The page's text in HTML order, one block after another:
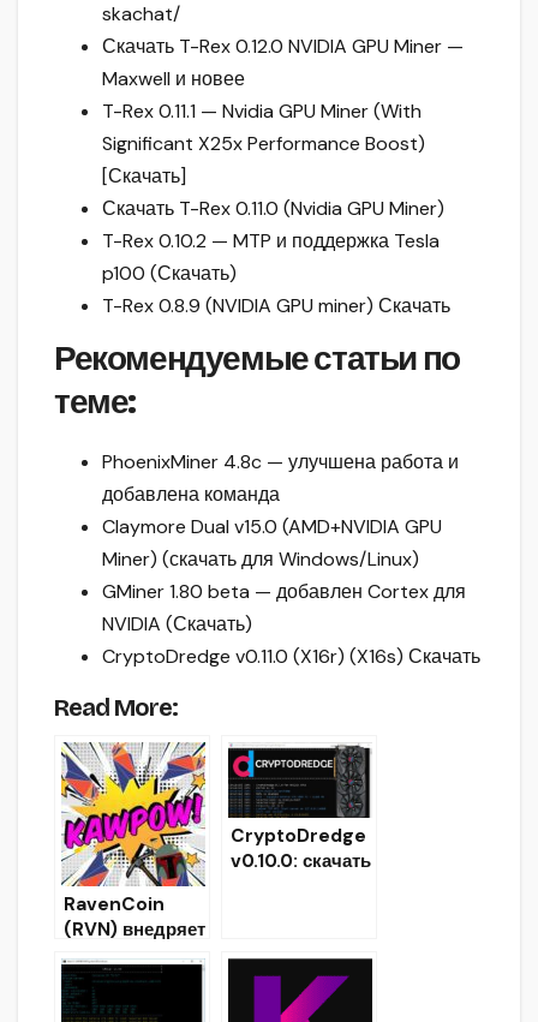
skachat/
Скачать T-Rex 0.12.0 NVIDIA GPU Miner —
Maxwell и новее
T-Rex 0.11.1 — Nvidia GPU Miner (With
Significant X25x Performance Boost)
[Скачать]
Скачать T-Rex 0.11.0 (Nvidia GPU Miner)
T-Rex 0.10.2 — MTP и поддержка Tesla
p100 (Скачать)
T-Rex 0.8.9 (NVIDIA GPU miner) Скачать
Рекомендуемые статьи по
теме:
PhoenixMiner 4.8c — улучшена работа и
добавлена команда
Claymore Dual v15.0 (AMD+NVIDIA GPU
Miner) (скачать для Windows/Linux)
GMiner 1.80 beta — добавлен Cortex для
NVIDIA (Скачать)
CryptoDredge v0.11.0 (X16r) (X16s) Скачать
Read More:
RavenCoin
(RVN) внедряет
новый
алгоритм
KAWPOW 6
CryptoDredge
v0.10.0: скачать